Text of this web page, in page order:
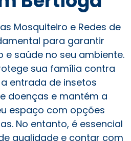
Mosquiteiro e Redes de
para garantir
saúde no seu ambiente.
sua família contra
entrada de insetos
doenças e mantém a
espaço com opções
No entanto, é essencial
qualidade e contar com